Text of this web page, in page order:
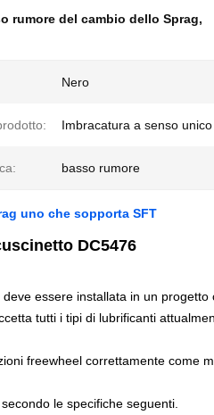
rumore del cambio dello Sprag,
Nero
Imbracatura a senso unico
basso rumore
uno che sopporta SFT
DC5476
essere installata in un progetto
tutti i tipi di lubrificanti
freewheel correttamente come
le specifiche seguenti.